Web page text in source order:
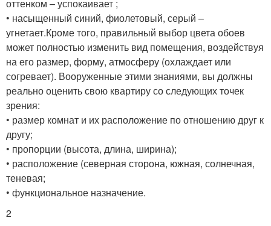
оттенком – успокаивает ;
• насыщенный синий, фиолетовый, серый –
угнетает.Кроме того, правильный выбор цвета обоев
может полностью изменить вид помещения, воздействуя
на его размер, форму, атмосферу (охлаждает или
согревает). Вооруженные этими знаниями, вы должны
реально оценить свою квартиру со следующих точек
зрения:
• размер комнат и их расположение по отношению друг к
другу;
• пропорции (высота, длина, ширина);
• расположение (северная сторона, южная, солнечная,
теневая;
• функциональное назначение.
2